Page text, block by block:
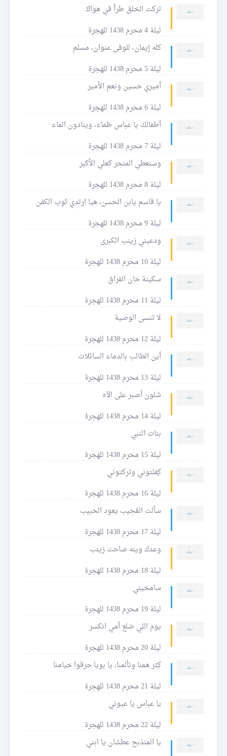
تركت الخلق طراً في هواكَ
ليلة 4 محرم 1438 للهجرة
كله إيمان، للوفى عنوان، مسلم
ليلة 5 محرم 1438 للهجرة
أميري حسين ونعم الأمير
ليلة 6 محرم 1438 للهجرة
أطفالك يا عباس ظماء، وينادون الماء
ليلة 7 محرم 1438 للهجرة
وسنعطي المنحر كعلي الأكبر
ليلة 8 محرم 1438 للهجرة
يا قاسم يابن الحسن، هيا ارتدي ثوب الكفن
ليلة 9 محرم 1438 للهجرة
ودعيني زينب الكبرى
ليلة 10 محرم 1438 للهجرة
سكينة حان الفراق
ليلة 11 محرم 1438 للهجرة
لا تنسى الوصية
ليلة 12 محرم 1438 للهجرة
أين الطالب بالدماء السائلات
ليلة 13 محرم 1438 للهجرة
شلون أصبر على الآه
ليلة 14 محرم 1438 للهجرة
بنات النبي
ليلة 15 محرم 1438 للهجرة
كِفلتوني وتركتوني
ليلة 16 محرم 1438 للهجرة
سألت المُجيب يعود الحبيب
ليلة 17 محرم 1438 للهجرة
وعدك وينه صاحت زينب
ليلة 18 محرم 1438 للهجرة
سامحيني
ليلة 19 محرم 1438 للهجرة
يوم اللي ضلع أمي انكسر
ليلة 20 محرم 1438 للهجرة
كِثر همنا وتألمنا، يا بويا حرقوا خيامنا
ليلة 21 محرم 1438 للهجرة
يا عباس يا عيوني
ليلة 22 محرم 1438 للهجرة
يا المنذبح عطشان يا ابني